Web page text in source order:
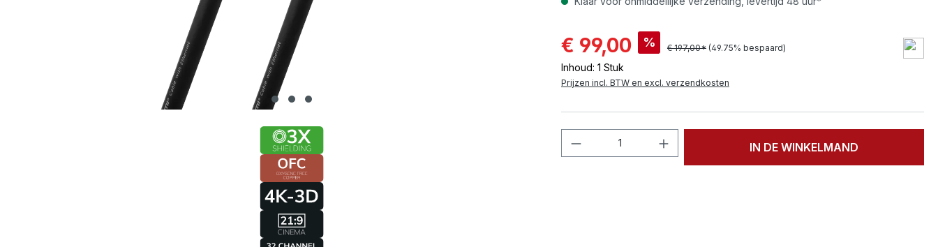
€ 99,00 % € 197,00* (49.75% bespaard)
Inhoud: 1 Stuk
Prijzen incl. BTW en excl. verzendkosten
Producthoeveelheid: Voer de gewenste
IN DE WINKELMAND